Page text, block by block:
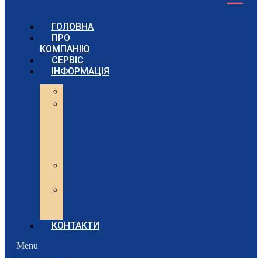
ГОЛОВНА
ПРО
КОМПАНІЮ
СЕРВІС
ІНФОРМАЦІЯ
КОНТАКТИ
Menu